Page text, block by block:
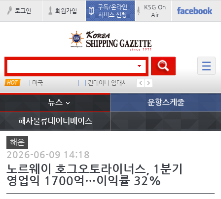
로그인 회원가입
구독/온라인
서비스 신청
KSG On
Air
미국 컨테이너 임대사 �
뉴스 운항스케줄
해사물류데이터베이스
해운
2026-06-09 14:18
노르웨이 호그오토라이너스, 1분기
영업익 1700억…이익률 32%